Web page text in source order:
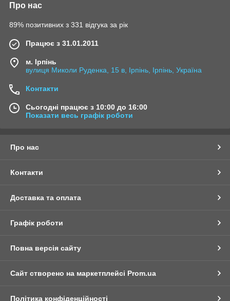
Про нас
89% позитивних з 331 відгука за рік
Працює з 31.01.2011
м. Ірпінь
вулиця Миколи Руденка, 15 в, Ірпінь, Ірпінь, Україна
Контакти
Сьогодні працює з 10:00 до 16:00
Показати весь графік роботи
Про нас
Контакти
Доставка та оплата
Графік роботи
Повна версія сайту
Сайт створено на маркетплейсі Prom.ua
Політика конфіденційності